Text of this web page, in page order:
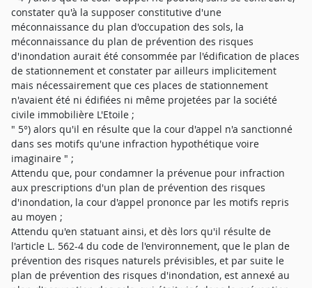
constater qu'à la supposer constitutive d'une
méconnaissance du plan d'occupation des sols, la
méconnaissance du plan de prévention des risques
d'inondation aurait été consommée par l'édification de places
de stationnement et constater par ailleurs implicitement
mais nécessairement que ces places de stationnement
n'avaient été ni édifiées ni même projetées par la société
civile immobilière L'Etoile ;
" 5°) alors qu'il en résulte que la cour d'appel n'a sanctionné
dans ses motifs qu'une infraction hypothétique voire
imaginaire " ;
Attendu que, pour condamner la prévenue pour infraction
aux prescriptions d'un plan de prévention des risques
d'inondation, la cour d'appel prononce par les motifs repris
au moyen ;
Attendu qu'en statuant ainsi, et dès lors qu'il résulte de
l'article L. 562-4 du code de l'environnement, que le plan de
prévention des risques naturels prévisibles, et par suite le
plan de prévention des risques d'inondation, est annexé au